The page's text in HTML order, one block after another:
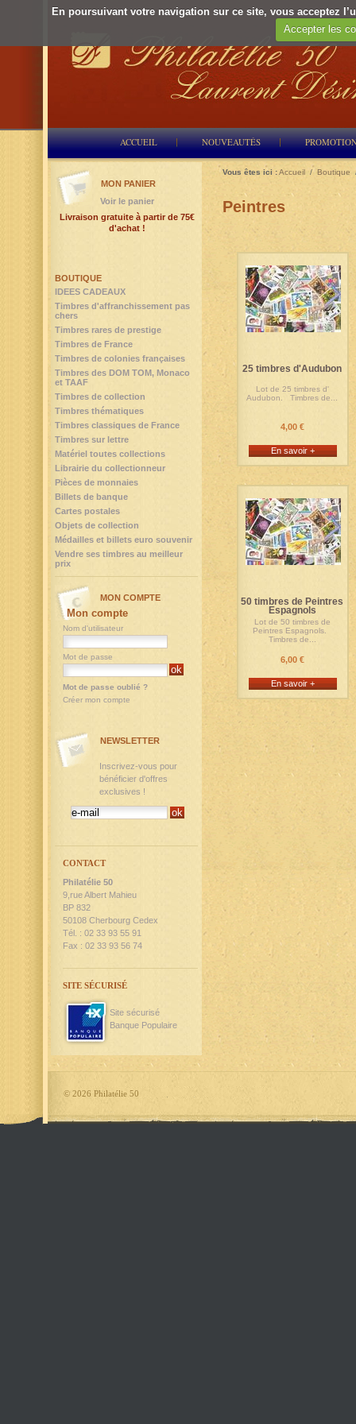
En poursuivant votre navigation sur ce site, vous acceptez
Accepter les
ACCUEIL NOUVEAUTÉS
Vous êtes ici :Accueil / Boutique
Peintres
25 timbres d'Audubon
Lot de 25 timbres d'
Audubon. Timbres de...
4,00 €
En savoir +
50 timbres de Peintres
Espagnols
Lot de 50 timbres de
Peintres Espagnols.
Timbres de...
6,00 €
En savoir +
BOUTIQUE
IDEES CADEAUX
Timbres d'affranchissement pas
chers
Timbres rares de prestige
Timbres de France
Timbres de colonies françaises
Timbres des DOM TOM, Monaco
et TAAF
Timbres de collection
Timbres thématiques
Timbres classiques de France
Timbres sur lettre
Matériel toutes collections
Librairie du collectionneur
Pièces de monnaies
Billets de banque
Cartes postales
Objets de collection
Médailles et billets euro souvenir
Vendre ses timbres au meilleur
prix
MON PANIER
Voir le panier
Livraison gratuite à partir de 75€
d'achat !
MON COMPTE
Mon compte
Nom d'utilisateur
Mot de passe
Mot de passe oublié ?
Créer mon compte
NEWSLETTER
Inscrivez-vous pour
bénéficier d'offres
exclusives !
CONTACT
Philatélie 50
9,rue Albert Mahieu
BP 832
50108 Cherbourg Cedex
Tél. : 02 33 93 55 91
Fax : 02 33 93 56 74
SITE SÉCURISÉ
Site sécurisé
Banque Populaire
© 2026 Philatélie 50